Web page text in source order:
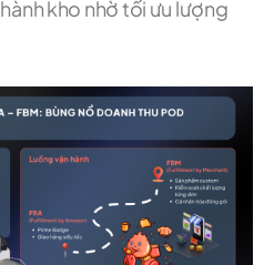
kho nhờ tối ưu lượng